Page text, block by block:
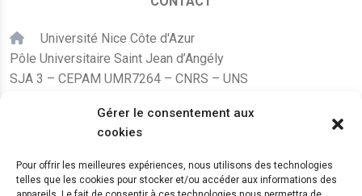
Gérer le consentement aux
cookies
Pour offrir les meilleures expériences, nous utilisons des technologies
telles que les cookies pour stocker et/ou accéder aux informations des
Université Nice Côte d'Azur
Pôle Universitaire Saint Jean d’Angély
SJA 3 – CEPAM UMR7264 – CNRS – UNS
+33 (0)4 89 15 24 08